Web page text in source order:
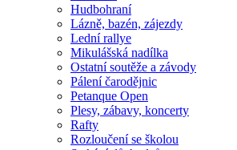
Hudbohraní
Lázně, bazén, zájezdy
Lední rallye
Mikulášská nadílka
Ostatní soutěže a závody
Pálení čarodějnic
Petanque Open
Plesy, zábavy, koncerty
Rafty
Rozloučení se školou